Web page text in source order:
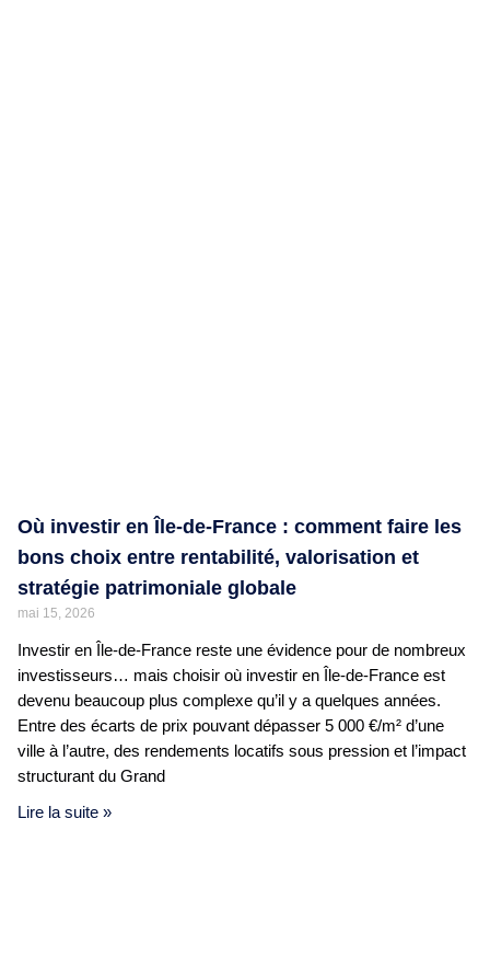
Où investir en Île-de-France : comment faire les
bons choix entre rentabilité, valorisation et
stratégie patrimoniale globale
mai 15, 2026
Investir en Île-de-France reste une évidence pour de nombreux
investisseurs… mais choisir où investir en Île-de-France est
devenu beaucoup plus complexe qu’il y a quelques années.
Entre des écarts de prix pouvant dépasser 5 000 €/m² d’une
ville à l’autre, des rendements locatifs sous pression et l’impact
structurant du Grand
Lire la suite »